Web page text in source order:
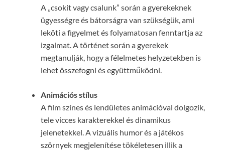
A „csokit vagy csalunk” során a gyerekeknek
ügyességre és bátorságra van szükségük, ami
leköti a figyelmet és folyamatosan fenntartja az
izgalmat. A történet során a gyerekek
megtanulják, hogy a félelmetes helyzetekben is
lehet összefogni és együttműködni.
Animációs stílus
A film színes és lendületes animációval dolgozik,
tele vicces karakterekkel és dinamikus
jelenetekkel. A vizuális humor és a játékos
szörnyek megjelenítése tökéletesen illik a